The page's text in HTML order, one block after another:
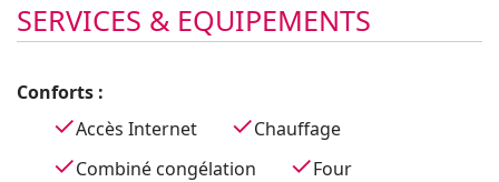
SERVICES & EQUIPEMENTS
Conforts :
Accès Internet
Chauffage
Combiné congélation
Four